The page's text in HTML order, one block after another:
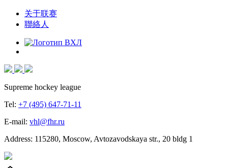
关于联赛
聯絡人
Supreme hockey league
Tel: +7 (495) 647-71-11
E-mail: vhl@fhr.ru
Address: 115280, Moscow, Avtozavodskaya str., 20 bldg 1